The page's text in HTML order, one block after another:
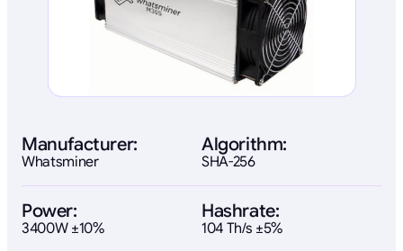
Manufacturer:
Whatsminer
Algorithm:
SHA-256
Power:
3400W ±10%
Hashrate:
104 Th/s ±5%